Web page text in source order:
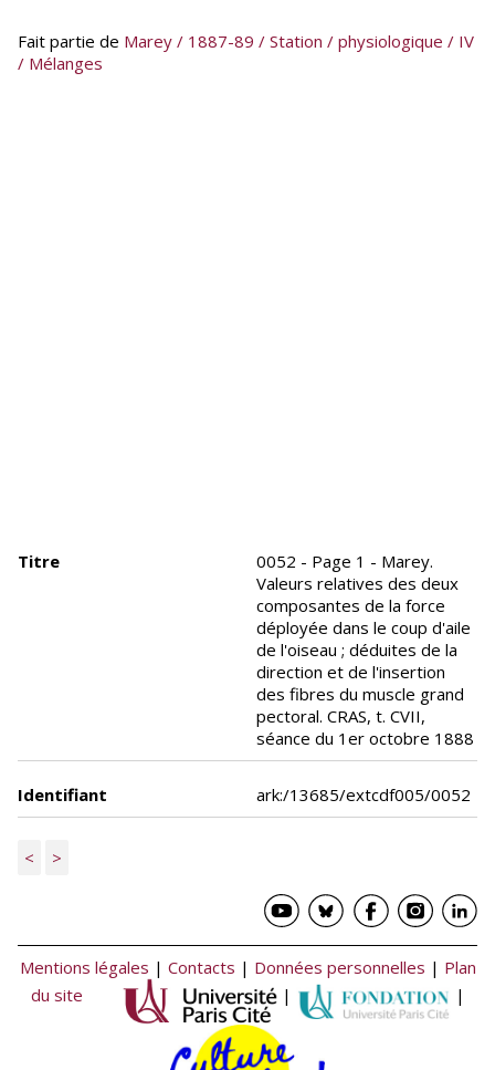
Fait partie de Marey / 1887-89 / Station / physiologique / IV
/ Mélanges
Titre
0052 - Page 1 - Marey.
Valeurs relatives des deux
composantes de la force
déployée dans le coup d'aile
de l'oiseau ; déduites de la
direction et de l'insertion
des fibres du muscle grand
pectoral. CRAS, t. CVII,
séance du 1er octobre 1888
Identifiant ark:/13685/extcdf005/0052
< >
Mentions légales | Contacts | Données personnelles | Plan
du site
| |